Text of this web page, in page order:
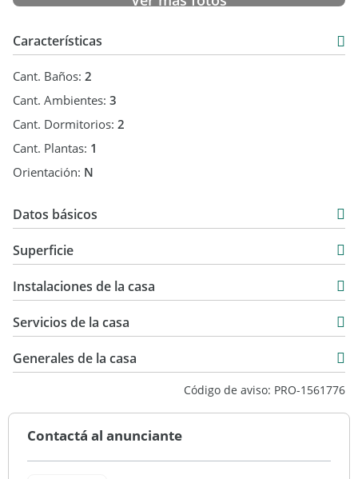
Características
Cant. Baños: 2
Cant. Ambientes: 3
Cant. Dormitorios: 2
Cant. Plantas: 1
Orientación: N
Datos básicos
USD 127.000
Superficie
555 m2
444 m2
Instalaciones de la casa
Servicios de la casa
Generales de la casa
Código de aviso: PRO-1561776
Contactá al anunciante